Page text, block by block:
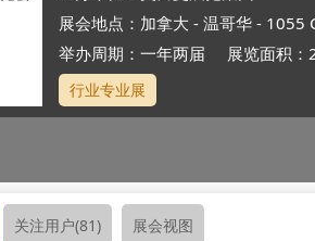
展会地点： 加拿大 - 温哥华 - 1055
举办周期：一年两届
展览面积
行业专业展
关注用户(81) 展会视图